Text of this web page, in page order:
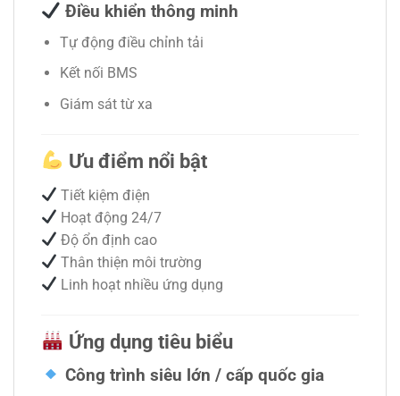
Điều khiển thông minh
Tự động điều chỉnh tải
Kết nối BMS
Giám sát từ xa
Ưu điểm nổi bật
Tiết kiệm điện
Hoạt động 24/7
Độ ổn định cao
Thân thiện môi trường
Linh hoạt nhiều ứng dụng
Ứng dụng tiêu biểu
Công trình siêu lớn / cấp quốc gia